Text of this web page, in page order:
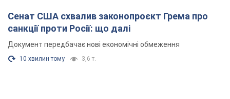
Сенат США схвалив законопроєкт Грема про
санкції проти Росії: що далі
Документ передбачає нові економічні обмеження
10 хвилин тому 3,6 т.